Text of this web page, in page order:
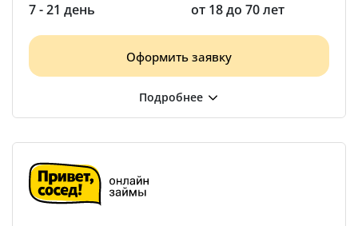
7 - 21 день от 18 до 70 лет
Оформить заявку